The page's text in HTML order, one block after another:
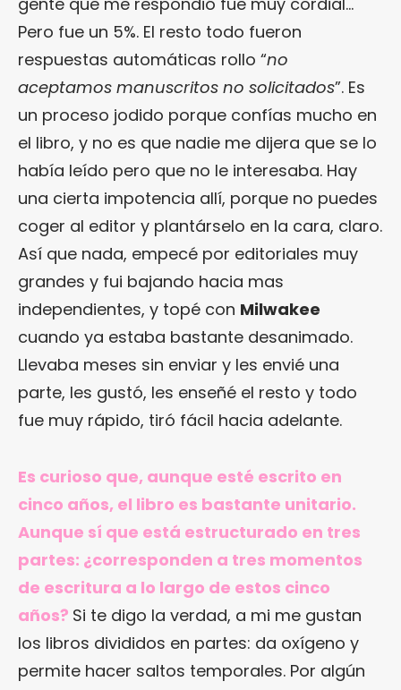
Pero fue un 5%. El resto todo fueron
respuestas automáticas rollo “no
aceptamos manuscritos no solicitados”. Es
un proceso jodido porque confías mucho en
el libro, y no es que nadie me dijera que se lo
había leído pero que no le interesaba. Hay
una cierta impotencia allí, porque no puedes
coger al editor y plantárselo en la cara, claro.
Así que nada, empecé por editoriales muy
grandes y fui bajando hacia mas
independientes, y topé con Milwakee
cuando ya estaba bastante desanimado.
Llevaba meses sin enviar y les envié una
parte, les gustó, les enseñé el resto y todo
fue muy rápido, tiró fácil hacia adelante.
Es curioso que, aunque esté escrito en
cinco años, el libro es bastante unitario.
Aunque sí que está estructurado en tres
partes: ¿corresponden a tres momentos
de escritura a lo largo de estos cinco
años? Si te digo la verdad, a mi me gustan
los libros divididos en partes: da oxígeno y
permite hacer saltos temporales. Por algún